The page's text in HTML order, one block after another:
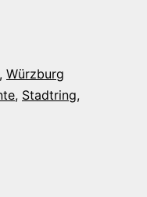
, Würzburg
, Stadtring,